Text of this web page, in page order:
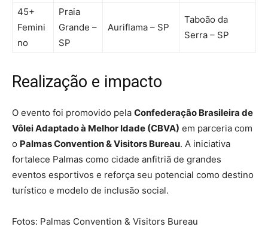
45+
Femini
no
Praia
Grande –
SP
Auriflama – SP
Taboão da
Serra – SP
Realização e impacto
O evento foi promovido pela Confederação Brasileira de
Vôlei Adaptado à Melhor Idade (CBVA) em parceria com
o Palmas Convention & Visitors Bureau. A iniciativa
fortalece Palmas como cidade anfitriã de grandes
eventos esportivos e reforça seu potencial como destino
turístico e modelo de inclusão social.
Fotos: Palmas Convention & Visitors Bureau